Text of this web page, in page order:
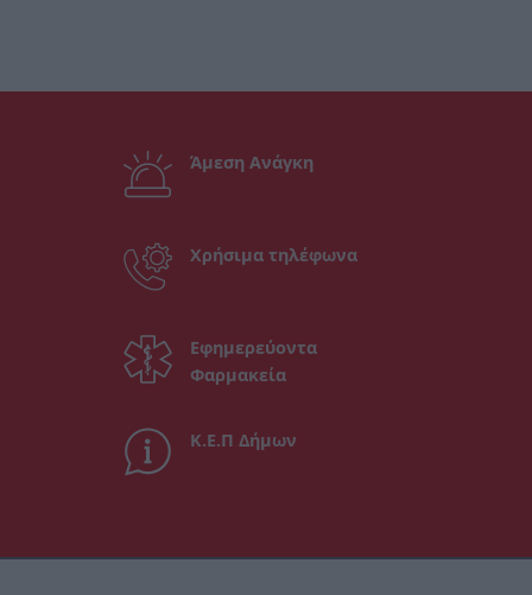
Άμεση Ανάγκη
Χρήσιμα τηλέφωνα
Εφημερεύοντα
Φαρμακεία
Κ.Ε.Π Δήμων